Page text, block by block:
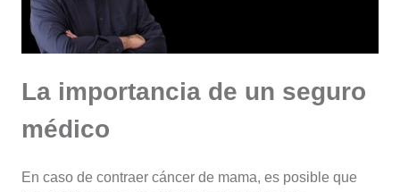
La importancia de un seguro
médico
En caso de contraer cáncer de mama, es posible que